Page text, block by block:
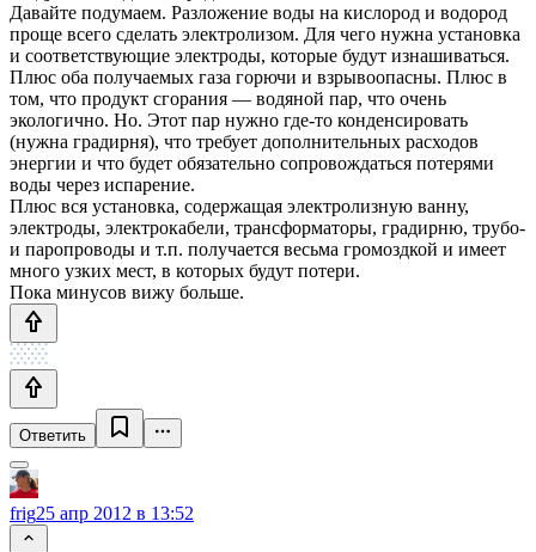
Давайте подумаем. Разложение воды на кислород и водород
проще всего сделать электролизом. Для чего нужна установка
и соответствующие электроды, которые будут изнашиваться.
Плюс оба получаемых газа горючи и взрывоопасны. Плюс в
том, что продукт сгорания — водяной пар, что очень
экологично. Но. Этот пар нужно где-то конденсировать
(нужна градирня), что требует дополнительных расходов
энергии и что будет обязательно сопровождаться потерями
воды через испарение.
Плюс вся установка, содержащая электролизную ванну,
электроды, электрокабели, трансформаторы, градирню, трубо-
и паропроводы и т.п. получается весьма громоздкой и имеет
много узких мест, в которых будут потери.
Пока минусов вижу больше.
Ответить
frig25 апр 2012 в 13:52